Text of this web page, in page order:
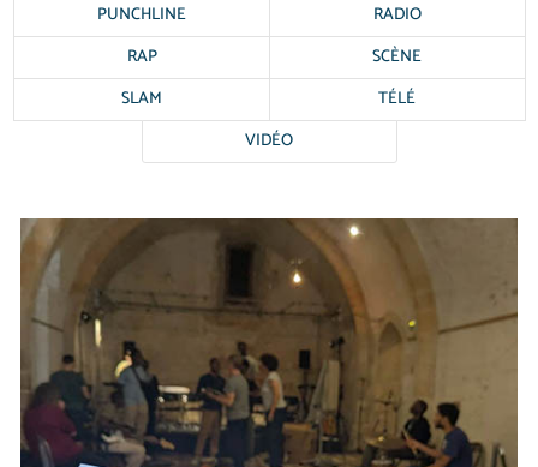
PUNCHLINE
RADIO
RAP
SCÈNE
SLAM
TÉLÉ
VIDÉO